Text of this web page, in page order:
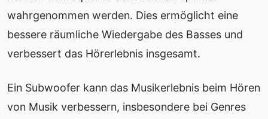
wahrgenommen werden. Dies ermöglicht eine
bessere räumliche Wiedergabe des Basses und
verbessert das Hörerlebnis insgesamt.
Ein Subwoofer kann das Musikerlebnis beim Hören
von Musik verbessern, insbesondere bei Genres